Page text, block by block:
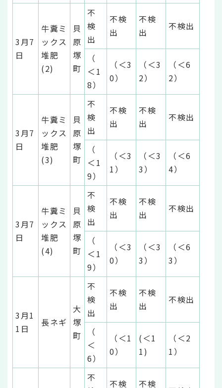
3月7
日
牛糞ミ
ックス
堆肥
(2)
貝
原
塚
町
不
検
出
不検
出
不検
出
不検出
（
＜1
8）
（＜3
0）
（＜3
2）
（＜6
2）
3月7
日
牛糞ミ
ックス
堆肥
(3)
貝
原
塚
町
不
検
出
不検
出
不検
出
不検出
（
＜1
9）
（＜3
1）
（＜3
3）
（＜6
4）
3月7
日
牛糞ミ
ックス
堆肥
(4)
貝
原
塚
町
不
検
出
不検
出
不検
出
不検出
（
＜1
9）
（＜3
0）
（＜3
3）
（＜6
3）
3月1
1日
長ネギ
大
塚
町
不
検
出
不検
出
不検
出
不検出
（
＜
6）
（＜1
0）
(＜1
1)
（＜2
1）
不
不検 不検